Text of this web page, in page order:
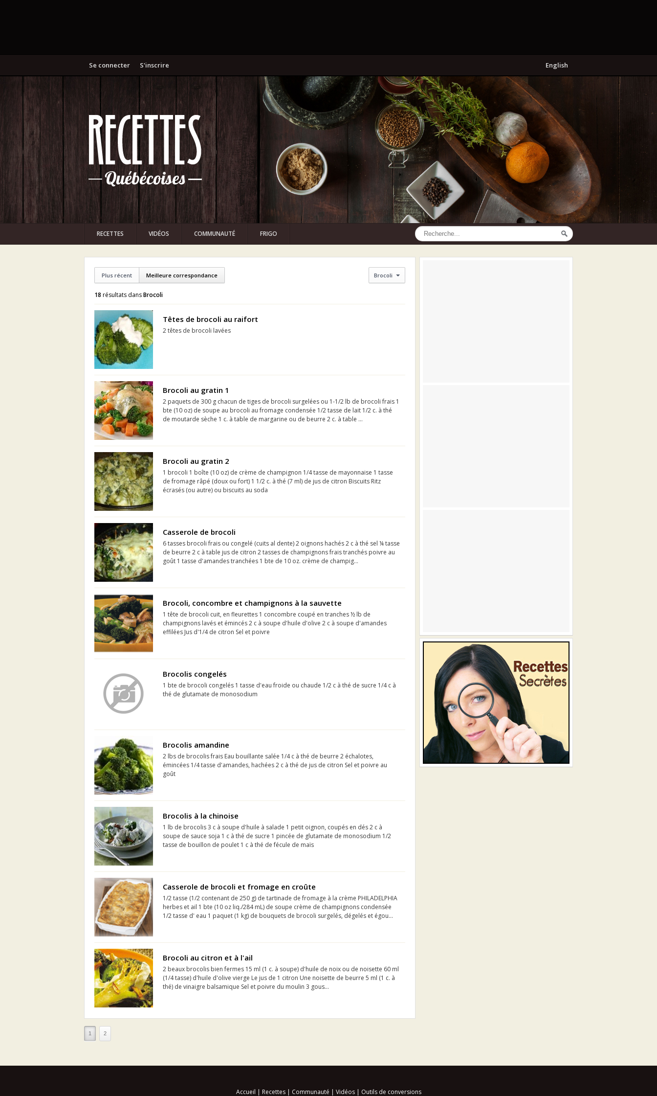
S'inscrire
Se connecter English
RECETTES VIDÉOS COMMUNAUTÉ FRIGO
Meilleure correspondance
Plus récent Brocoli
18 résultats dansBrocoli
Têtes de brocoli au raifort
2 têtes de brocoli lavées
Brocoli au gratin 1
2 paquets de 300 g chacun de tiges de brocoli surgelées ou 1-1/2 lb de brocoli frais 1
bte (10 oz) de soupe au brocoli au fromage condensée 1/2 tasse de lait 1/2 c. à thé
de moutarde sèche 1 c. à table de margarine ou de beurre 2 c. à table ...
Brocoli au gratin 2
1 brocoli 1 boîte (10 oz) de crème de champignon 1/4 tasse de mayonnaise 1 tasse
de fromage râpé (doux ou fort) 1 1/2 c. à thé (7 ml) de jus de citron Biscuits Ritz
écrasés (ou autre) ou biscuits au soda
Casserole de brocoli
6 tasses brocoli frais ou congelé (cuits al dente) 2 oignons hachés 2 c à thé sel ¼ tasse
de beurre 2 c à table jus de citron 2 tasses de champignons frais tranchés poivre au
goût 1 tasse d'amandes tranchées 1 bte de 10 oz. crème de champig...
Brocoli, concombre et champignons à la sauvette
1 tête de brocoli cuit, en fleurettes 1 concombre coupé en tranches ½ lb de
champignons lavés et émincés 2 c à soupe d'huile d'olive 2 c à soupe d'amandes
effilées Jus d'1/4 de citron Sel et poivre
Brocolis congelés
1 bte de brocoli congelés 1 tasse d'eau froide ou chaude 1/2 c à thé de sucre 1/4 c à
thé de glutamate de monosodium
Brocolis amandine
2 lbs de brocolis frais Eau bouillante salée 1/4 c à thé de beurre 2 échalotes,
émincées 1/4 tasse d'amandes, hachées 2 c à thé de jus de citron Sel et poivre au
goût
Brocolis à la chinoise
1 lb de brocolis 3 c à soupe d'huile à salade 1 petit oignon, coupés en dés 2 c à
soupe de sauce soja 1 c à thé de sucre 1 pincée de glutamate de monosodium 1/2
tasse de bouillon de poulet 1 c à thé de fécule de maïs
Casserole de brocoli et fromage en croûte
1/2 tasse (1/2 contenant de 250 g) de tartinade de fromage à la crème PHILADELPHIA
herbes et ail 1 bte (10 oz liq./284 mL) de soupe crème de champignons condensée
1/2 tasse d' eau 1 paquet (1 kg) de bouquets de brocoli surgelés, dégelés et égou...
Brocoli au citron et à l'ail
2 beaux brocolis bien fermes 15 ml (1 c. à soupe) d'huile de noix ou de noisette 60 ml
(1/4 tasse) d'huile d'olive vierge Le jus de 1 citron Une noisette de beurre 5 ml (1 c. à
thé) de vinaigre ­balsamique Sel et poivre du moulin 3 gous...
1 2
Accueil | Recettes| Communauté | Vidéos| Outils de conversions